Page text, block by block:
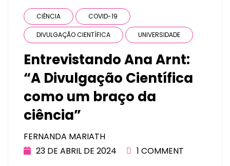
CIÊNCIA COVID-19
DIVULGAÇÃO CIENTÍFICA UNIVERSIDADE
Entrevistando Ana Arnt:
“A Divulgação Científica
como um braço da
ciência”
FERNANDA MARIATH
23 DE ABRIL DE 2024
1 COMMENT